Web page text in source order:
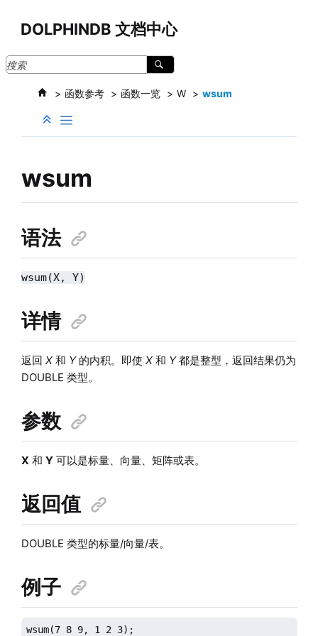
DOLPHINDB 文档中心
函数参考 函数一览 W wsum
wsum
语法
wsum(X, Y)
详情
返回 X和 Y的内积。即使 X和 Y都是整型，返回结果仍为
DOUBLE 类型。
参数
X 和 Y可以是标量、向量、矩阵或表。
返回值
DOUBLE 类型的标量/向量/表。
例子
wsum(7 8 9, 1 2 3);